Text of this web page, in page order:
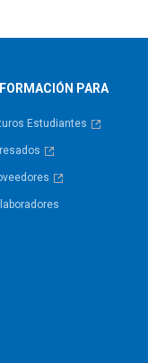
PARA
Estudiantes